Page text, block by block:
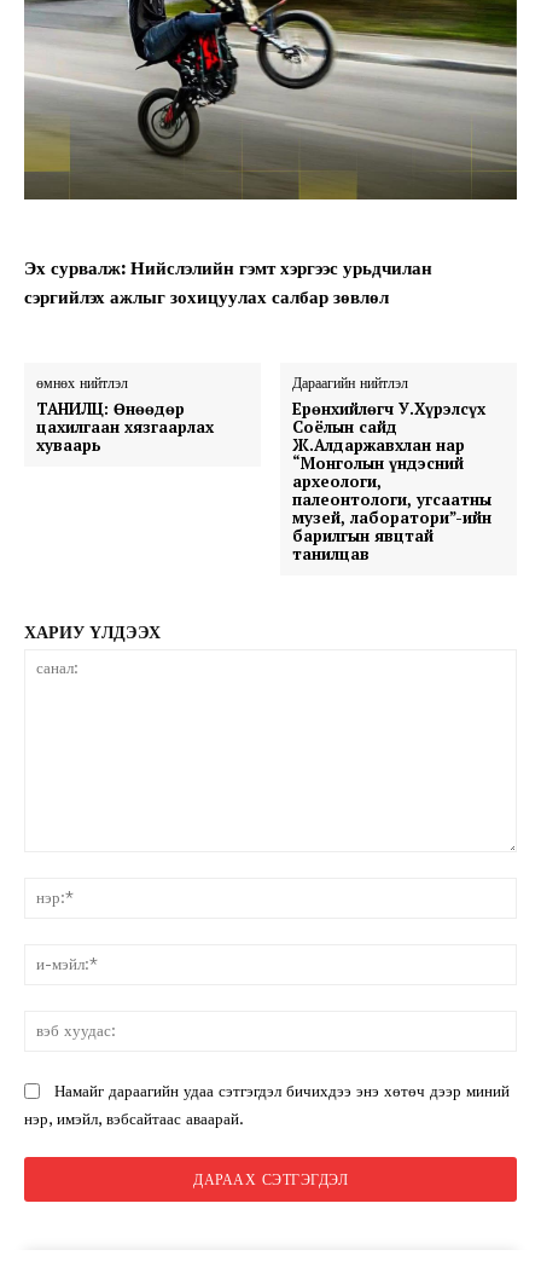
Эх сурвалж: Нийслэлийн гэмт хэргээс урьдчилан
сэргийлэх ажлыг зохицуулах салбар зөвлөл
өмнөх нийтлэл
ТАНИЛЦ: Өнөөдөр
цахилгаан хязгаарлах
хуваарь
Дараагийн нийтлэл
Ерөнхийлөгч У.Хүрэлсүх
Соёлын сайд
Ж.Алдаржавхлан нар
“Монголын үндэсний
археологи,
палеонтологи, угсаатны
музей, лаборатори”-ийн
барилгын явцтай
танилцав
ХАРИУ ҮЛДЭЭХ
Намайг дараагийн удаа сэтгэгдэл бичихдээ энэ хөтөч дээр миний
нэр, имэйл, вэбсайтаас аваарай.